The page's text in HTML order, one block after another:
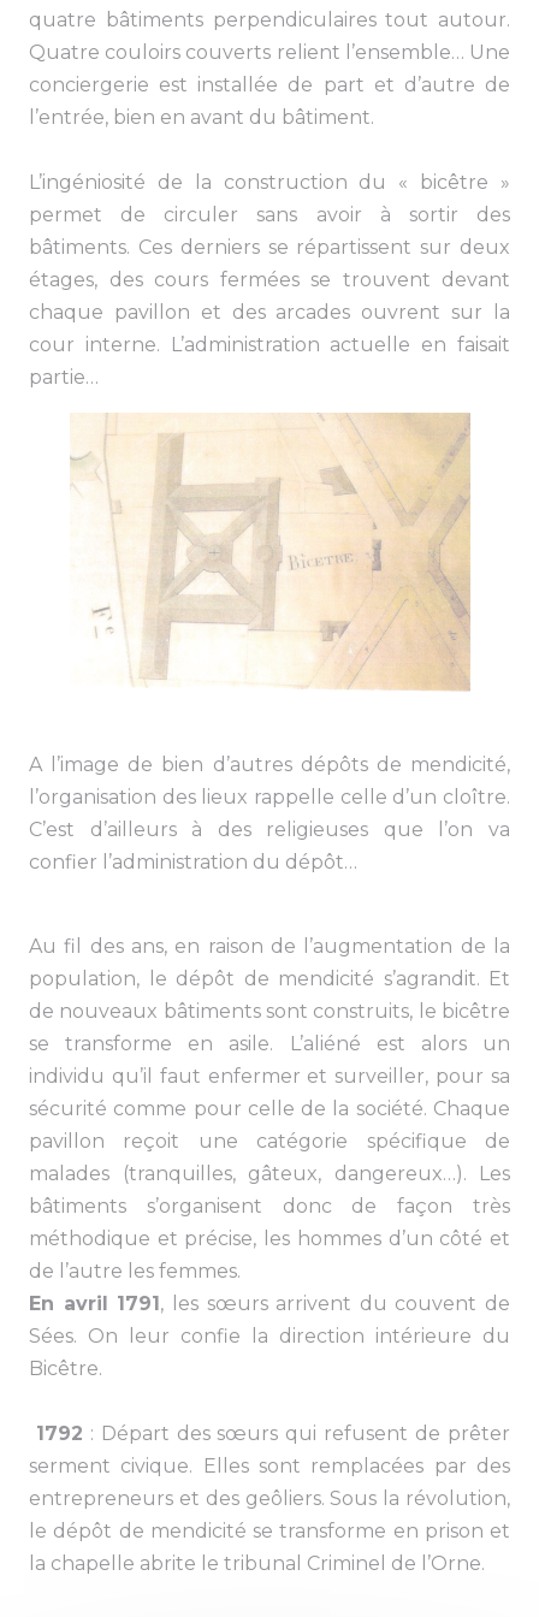
quatre bâtiments perpendiculaires tout autour.
Quatre couloirs couverts relient l’ensemble… Une
conciergerie est installée de part et d’autre de
l’entrée, bien en avant du bâtiment.
L’ingéniosité de la construction du « bicêtre »
permet de circuler sans avoir à sortir des
bâtiments. Ces derniers se répartissent sur deux
étages, des cours fermées se trouvent devant
chaque pavillon et des arcades ouvrent sur la
cour interne. L’administration actuelle en faisait
partie…
A l’image de bien d’autres dépôts de mendicité,
l’organisation des lieux rappelle celle d’un cloître.
C’est d’ailleurs à des religieuses que l’on va
confier l’administration du dépôt…
Au fil des ans, en raison de l’augmentation de la
population, le dépôt de mendicité s’agrandit. Et
de nouveaux bâtiments sont construits, le bicêtre
se transforme en asile. L’aliéné est alors un
individu qu’il faut enfermer et surveiller, pour sa
sécurité comme pour celle de la société. Chaque
pavillon reçoit une catégorie spécifique de
malades (tranquilles, gâteux, dangereux…). Les
bâtiments s’organisent donc de façon très
méthodique et précise, les hommes d’un côté et
de l’autre les femmes.
En avril 1791, les sœurs arrivent du couvent de
Sées. On leur confie la direction intérieure du
Bicêtre.
1792 : Départ des sœurs qui refusent de prêter
serment civique. Elles sont remplacées par des
entrepreneurs et des geôliers. Sous la révolution,
le dépôt de mendicité se transforme en prison et
la chapelle abrite le tribunal Criminel de l’Orne.